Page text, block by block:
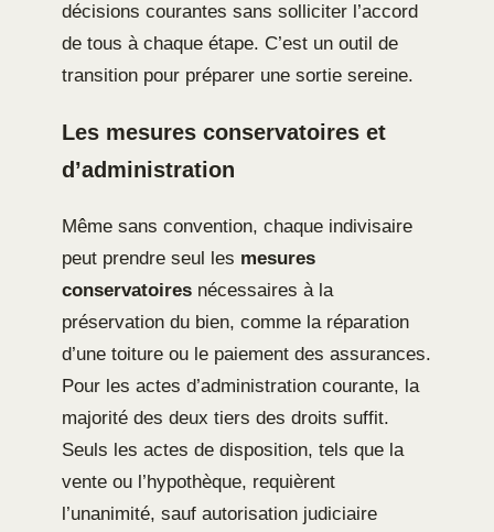
décisions courantes sans solliciter l’accord
de tous à chaque étape. C’est un outil de
transition pour préparer une sortie sereine.
Les mesures conservatoires et
d’administration
Même sans convention, chaque indivisaire
peut prendre seul les mesures
conservatoires nécessaires à la
préservation du bien, comme la réparation
d’une toiture ou le paiement des assurances.
Pour les actes d’administration courante, la
majorité des deux tiers des droits suffit.
Seuls les actes de disposition, tels que la
vente ou l’hypothèque, requièrent
l’unanimité, sauf autorisation judiciaire